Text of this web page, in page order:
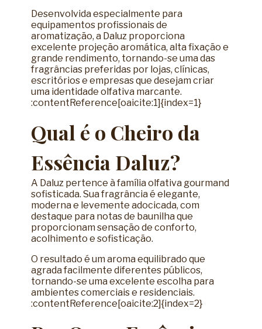
Desenvolvida especialmente para
equipamentos profissionais de
aromatização, a Daluz proporciona
excelente projeção aromática, alta fixação e
grande rendimento, tornando-se uma das
fragrâncias preferidas por lojas, clínicas,
escritórios e empresas que desejam criar
uma identidade olfativa marcante.
:contentReference[oaicite:1]{index=1}
Qual é o Cheiro da
Essência Daluz?
A Daluz pertence à família olfativa gourmand
sofisticada. Sua fragrância é elegante,
moderna e levemente adocicada, com
destaque para notas de baunilha que
proporcionam sensação de conforto,
acolhimento e sofisticação.
O resultado é um aroma equilibrado que
agrada facilmente diferentes públicos,
tornando-se uma excelente escolha para
ambientes comerciais e residenciais.
:contentReference[oaicite:2]{index=2}